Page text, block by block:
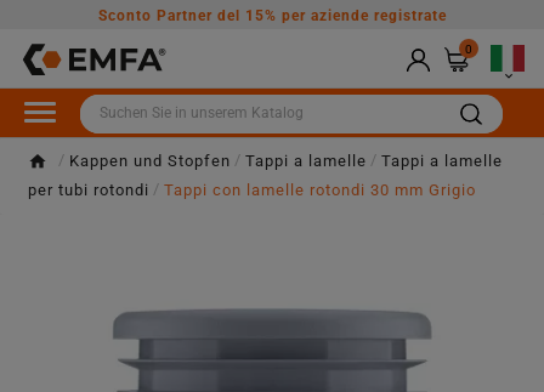
Sconto Partner del 15% per aziende registrate
0

Kappen und Stopfen Tappi a lamelle
Tappi a lamelle
per tubi rotondi
Tappi con lamelle rotondi 30 mm Grigio